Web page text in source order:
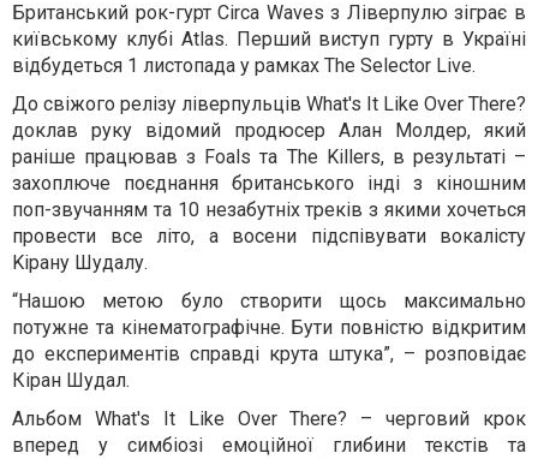
Британський рок-гурт Circa Waves з Ліверпулю зіграє в
київському клубі Atlas. Перший виступ гурту в Україні
відбудеться 1 листопада у рамках The Selector Live.
До свіжого релізу ліверпульців What's It Like Over There?
доклав руку відомий продюсер Алан Молдер, який
раніше працював з Foals та The Killers, в результаті –
захоплюче поєднання британського інді з кіношним
поп-звучанням та 10 незабутніх треків з якими хочеться
провести все літо, а восени підспівувати вокалісту
Kірану Шудалу.
“Нашою метою було створити щось максимально
потужне та кінематографічне. Бути повністю відкритим
до експериментів справді крута штука”, – розповідає
Кіран Шудал.
Альбом What's It Like Over There? – черговий крок
вперед у симбіозі емоційної глибини текстів та